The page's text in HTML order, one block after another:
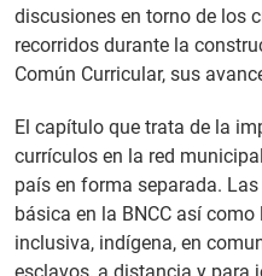
discusiones en torno de los
recorridos durante la
Común Curricular, sus
El capítulo que trata de la
currículos en la red
país en forma separada.
básica en la BNCC así
inclusiva, indígena, en